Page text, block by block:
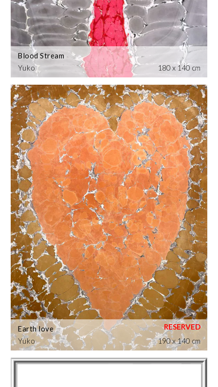
Yuko
Blood Stream
180 x 140 cm
Yuko
Earth love
190 x 140 cm